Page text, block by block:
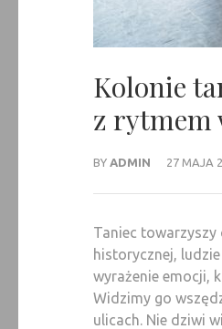
Kolonie
z rytmem
BY ADMIN 27 MAJA
Taniec towarzyszy
historycznej,
wyrażenie emocji,
Widzimy go
ulicach. Nie dziwi